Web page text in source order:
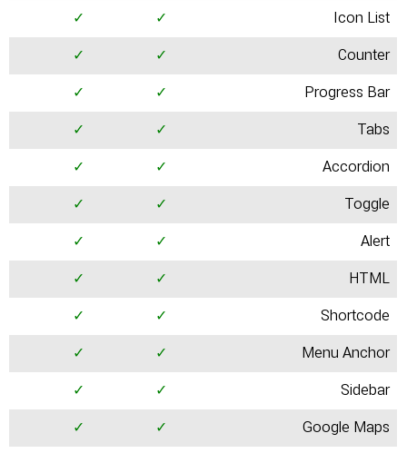
Icon List
✓
✓
Counter
✓
✓
Progress Bar
✓
✓
Tabs
✓
✓
Accordion
✓
✓
Toggle
✓
✓
Alert
✓
✓
HTML
✓
✓
Shortcode
✓
✓
Menu Anchor
✓
✓
Sidebar
✓
✓
Google Maps
✓
✓